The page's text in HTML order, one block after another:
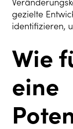
gezielte
identifizieren,
Wie
eine